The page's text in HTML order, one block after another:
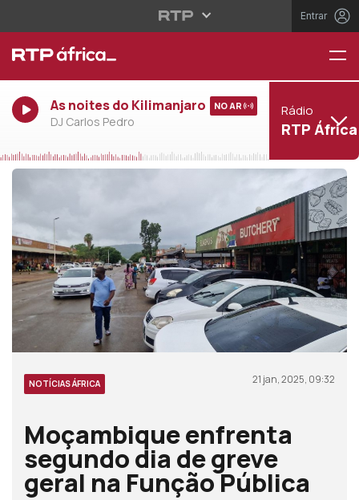
Entrar
As noites do Kilimanjaro
DJ Carlos Pedro
NO AR Rádio
RTP África
NOTÍCIAS ÁFRICA 21 jan, 2025, 09:32
Moçambique enfrenta
segundo dia de greve
geral na Função Pública